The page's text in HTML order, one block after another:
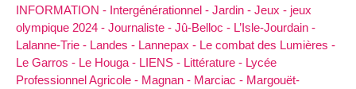
INFORMATION - Intergénérationnel - Jardin - Jeux - jeux
olympique 2024 - Journaliste - Jû-Belloc - L’Isle-Jourdain -
Lalanne-Trie - Landes - Lannepax - Le combat des Lumières -
Le Garros - Le Houga - LIENS - Littérature - Lycée
Professionnel Agricole - Magnan - Marciac - Margouët-